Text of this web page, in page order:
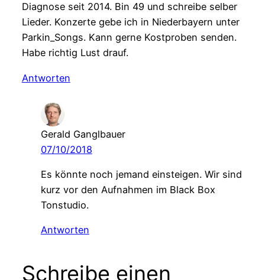
Diagnose seit 2014. Bin 49 und schreibe selber
Lieder. Konzerte gebe ich in Niederbayern unter
Parkin_Songs. Kann gerne Kostproben senden.
Habe richtig Lust drauf.
Antworten
Gerald Ganglbauer
07/10/2018
Es könnte noch jemand einsteigen. Wir sind
kurz vor den Aufnahmen im Black Box
Tonstudio.
Antworten
Schreibe einen